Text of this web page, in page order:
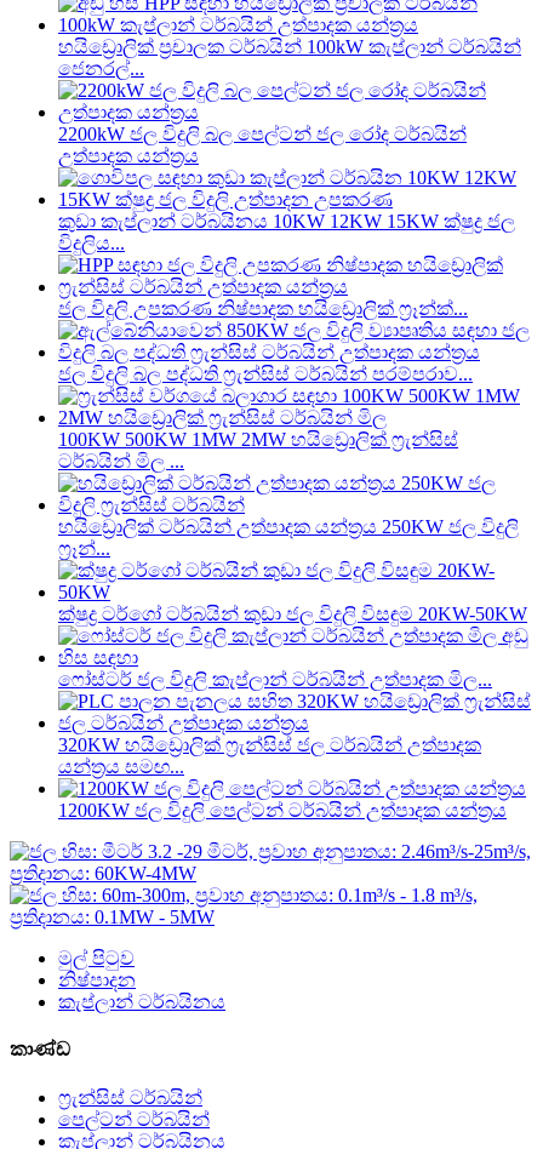
හයිඩ්‍රොලික් ප්‍රචාලක ටර්බයින් 100kW කැප්ලාන් ටර්බයින්
ජෙනරල්...
2200kW ජල විදුලි බල පෙල්ටන් ජල රෝද ටර්බයින්
උත්පාදක යන්ත්‍රය
කුඩා කැප්ලාන් ටර්බයිනය 10KW 12KW 15KW ක්ෂුද්‍ර ජල
විදුලිය...
ජල විදුලි උපකරණ නිෂ්පාදක හයිඩ්‍රොලික් ෆ්‍රෑන්ක්...
ජල විදුලි බල පද්ධති ෆ්‍රැන්සිස් ටර්බයින් පරම්පරාව...
100KW 500KW 1MW 2MW හයිඩ්‍රොලික් ෆ්‍රැන්සිස්
ටර්බයින් මිල ...
හයිඩ්‍රොලික් ටර්බයින් උත්පාදක යන්ත්‍රය 250KW ජල විදුලි
ෆ්‍රෑන්...
ක්ෂුද්‍ර ටර්ගෝ ටර්බයින් කුඩා ජල විදුලි විසඳුම 20KW-50KW
ෆෝස්ටර් ජල විදුලි කැප්ලාන් ටර්බයින් උත්පාදක මිල...
320KW හයිඩ්‍රොලික් ෆ්‍රැන්සිස් ජල ටර්බයින් උත්පාදක
යන්ත්‍රය සමඟ...
1200KW ජල විදුලි පෙල්ටන් ටර්බයින් උත්පාදක යන්ත්‍රය
මුල් පිටුව
නිෂ්පාදන
කැප්ලාන් ටර්බයිනය
කාණ්ඩ
ෆ්‍රැන්සිස් ටර්බයින්
පෙල්ටන් ටර්බයින්
කැප්ලාන් ටර්බයිනය